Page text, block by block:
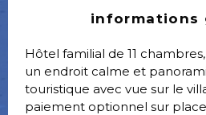
informations
Hôtel familial de 11
un endroit calme et
touristique avec vue sur le
paiement optionnel sur